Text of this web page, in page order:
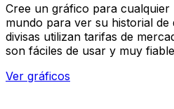
Cree un gráfico para cualquier
mundo para ver su historial de
divisas utilizan tarifas de
son fáciles de usar y muy
Ver gráficos